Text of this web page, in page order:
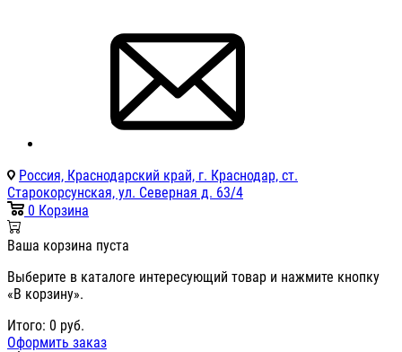
Россия, Краснодарский край, г. Краснодар, ст.
Старокорсунская, ул. Северная д. 63/4
0 Корзина
Ваша корзина пуста
Выберите в каталоге интересующий товар и нажмите кнопку
«В корзину».
Итого: 0 руб.
Оформить заказ